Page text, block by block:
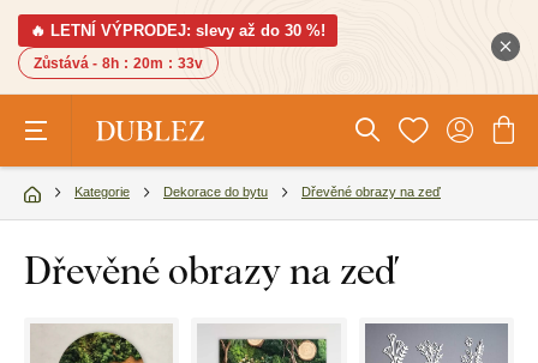
🔥 LETNÍ VÝPRODEJ: slevy až do 30 %!
Zůstává - 8h : 20m : 31v
Kategorie Dekorace do bytu Dřevěné obrazy na zeď
Dřevěné obrazy na zeď